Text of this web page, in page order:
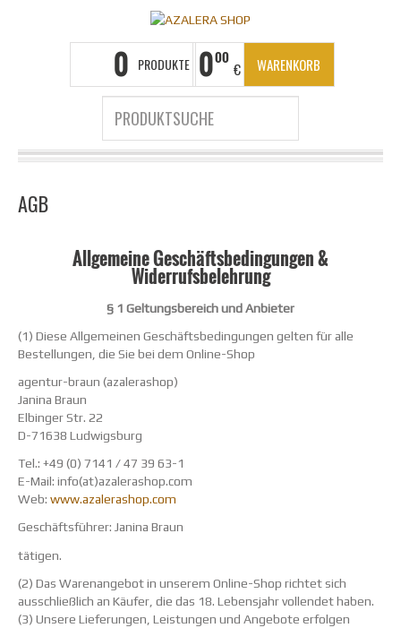
0 PRODUKTE 000
€ WARENKORB
AGB
Allgemeine Geschäftsbedingungen &
Widerrufsbelehrung
§ 1 Geltungsbereich und Anbieter
(1) Diese Allgemeinen Geschäftsbedingungen gelten für alle
Bestellungen, die Sie bei dem Online-Shop
agentur-braun (azalerashop)
Janina Braun
Elbinger Str. 22
D-71638 Ludwigsburg
Tel.: +49 (0) 7141 / 47 39 63-1
E-Mail: info(at)azalerashop.com
Web: www.azalerashop.com
Geschäftsführer: Janina Braun
tätigen.
(2) Das Warenangebot in unserem Online-Shop richtet sich
ausschließlich an Käufer, die das 18. Lebensjahr vollendet haben.
(3) Unsere Lieferungen, Leistungen und Angebote erfolgen